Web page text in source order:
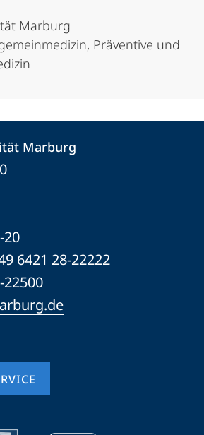
Marburg
Präventive und
Marburg
20
6421 28-22222
22500